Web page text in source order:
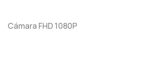
Cámara FHD 1080P